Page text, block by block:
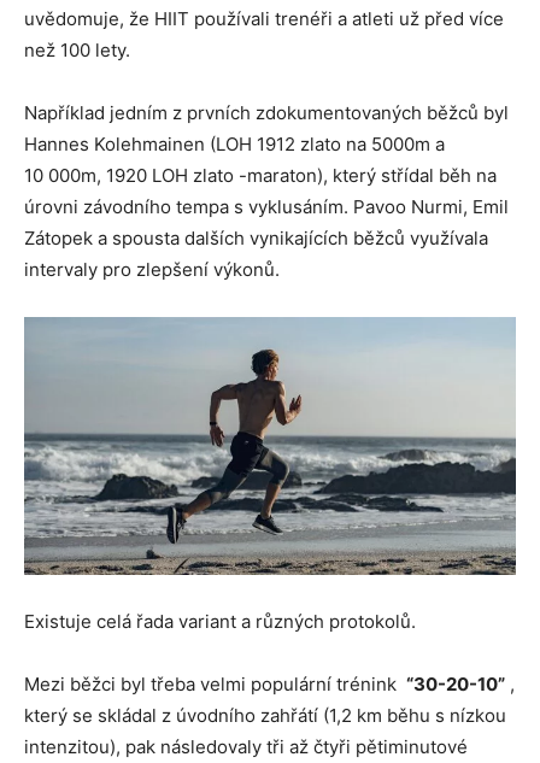
uvědomuje, že HIIT používali trenéři a atleti už před více
než 100 lety.
Například jedním z prvních zdokumentovaných běžců byl
Hannes Kolehmainen (LOH 1912 zlato na 5000m a
10 000m, 1920 LOH zlato -maraton), který střídal běh na
úrovni závodního tempa s vyklusáním. Pavoo Nurmi, Emil
Zátopek a spousta dalších vynikajících běžců využívala
intervaly pro zlepšení výkonů.
Existuje celá řada variant a různých protokolů.
Mezi běžci byl třeba velmi populární trénink “30-20-10” ,
který se skládal z úvodního zahřátí (1,2 km běhu s nízkou
intenzitou), pak následovaly tři až čtyři pětiminutové